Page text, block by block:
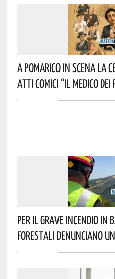
A Pomarico In Scena La
Atti Comici “Il Medico
Per Il Grave Incendio In
Forestali Denunciano